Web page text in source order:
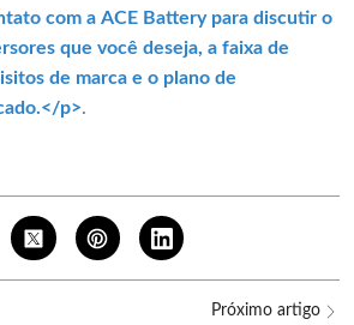
com a ACE Battery para discutir o
que você deseja, a faixa de
de marca e o plano de
p>.
Próximo artigo